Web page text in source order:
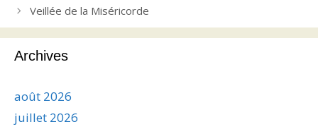
Veillée de la Miséricorde
Archives
août 2026
juillet 2026